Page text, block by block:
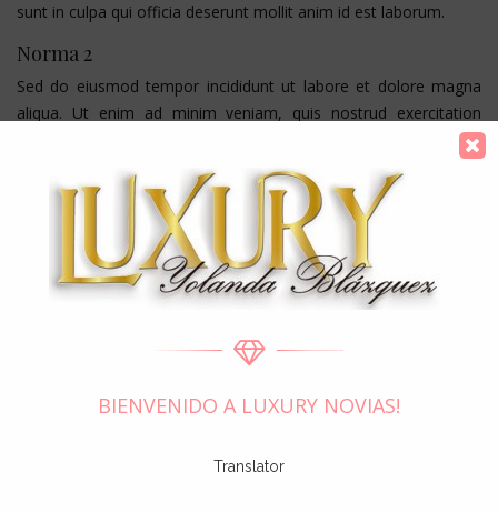
sunt in culpa qui officia deserunt mollit anim id est laborum.
Norma 2
Sed do eiusmod tempor incididunt ut labore et dolore magna
aliqua. Ut enim ad minim veniam, quis nostrud exercitation
ullamco laboris nisi ut aliquip ex ea commodo consequat. Duis
aute irure dolor in reprehenderit in voluptate velit esse cillum
dolore eu fugiat nulla pariatur. Excepteur sint occaecat cupidatat
non proident, sunt in culpa qui officia deserunt mollit anim id est
laborum. Lorem ipsum dolor sit amet conse ctetur adipisicing
elit, sed do eiusmod tempor incididunt ut labore et dolore
magna aliqua. Ut enim ad minim veniamю
Tempor incididunt ut labore et dolore magna aliqua. Ut enim ad
minim veniam, quis nostrud exercitation ullamco laboris nisi ut
BIENVENIDO A LUXURY NOVIAS!
Translator